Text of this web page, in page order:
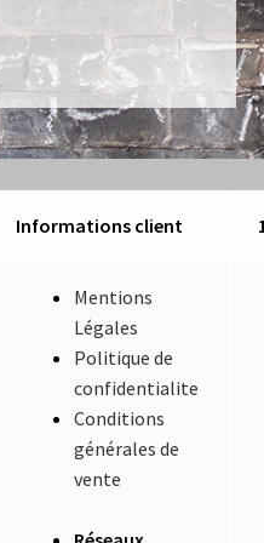
Informations client
Mentions
Légales
Politique de
confidentialite
Conditions
générales de
vente